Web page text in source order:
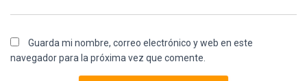
Guarda mi nombre, correo electrónico y web en este
navegador para la próxima vez que comente.